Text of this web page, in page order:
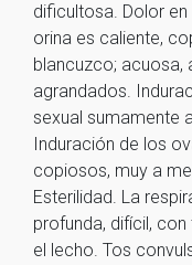
dificultosa. Dolor
orina es caliente,
blancuzco; acuosa,
agrandados.
sexual sumamente
Induración de los
copiosos, muy a
Esterilidad. La
profunda, difícil,
el lecho. Tos